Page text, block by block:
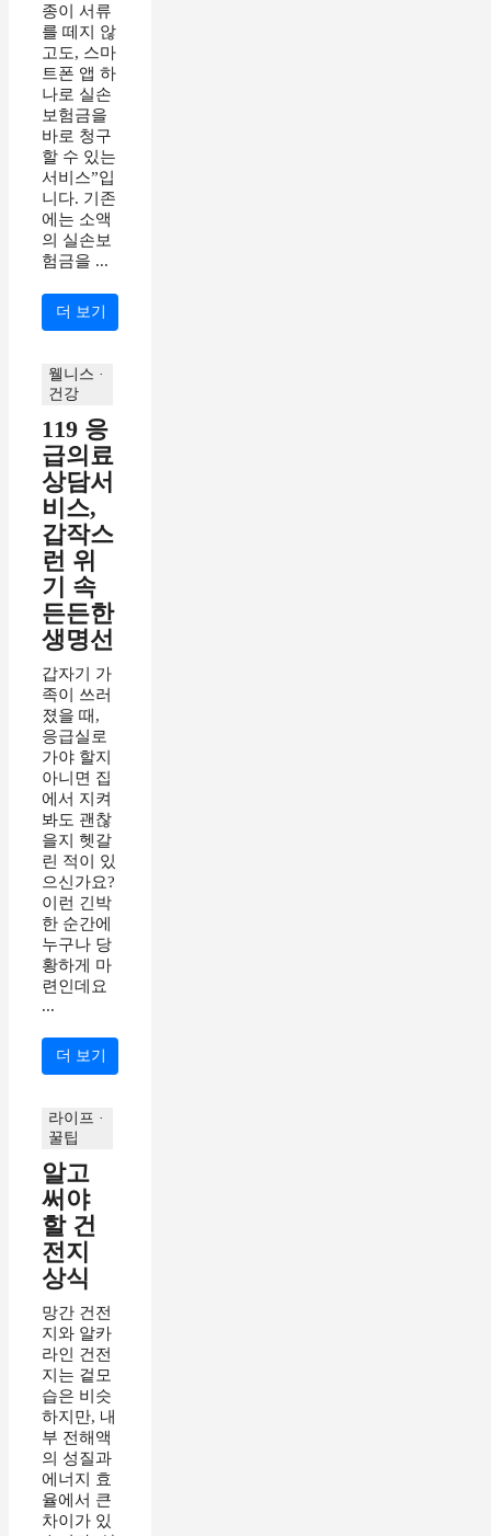
종이 서류
를 떼지 않
고도, 스마
트폰 앱 하
나로 실손
보험금을
바로 청구
할 수 있는
서비스”입
니다. 기존
에는 소액
의 실손보
험금을 ...
더 보기
웰니스 ·
건강
119 응
급의료
상담서
비스,
갑작스
런 위
기 속
든든한
생명선
갑자기 가
족이 쓰러
졌을 때,
응급실로
가야 할지
아니면 집
에서 지켜
봐도 괜찮
을지 헷갈
린 적이 있
으신가요?
이런 긴박
한 순간에
누구나 당
황하게 마
련인데요
...
더 보기
라이프 ·
꿀팁
알고
써야
할 건
전지
상식
망간 건전
지와 알카
라인 건전
지는 겉모
습은 비슷
하지만, 내
부 전해액
의 성질과
에너지 효
율에서 큰
차이가 있